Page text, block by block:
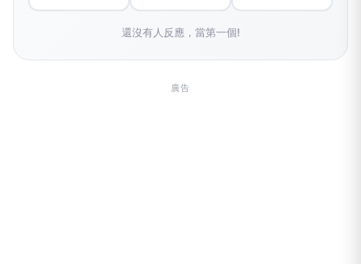
還沒有人反應，當第一個!
廣告